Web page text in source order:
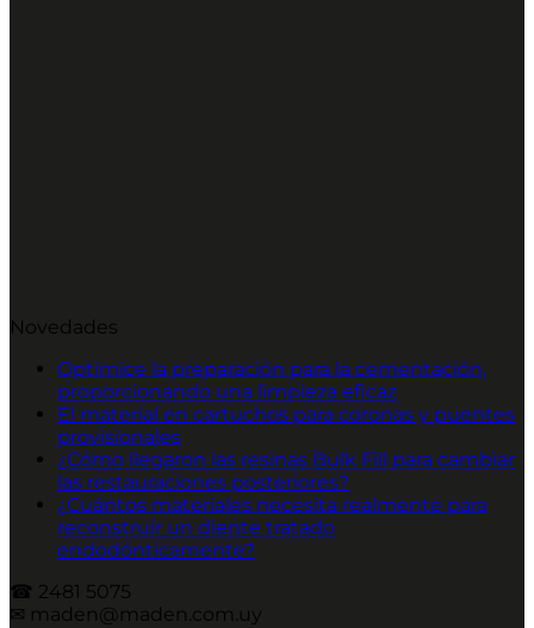
Novedades
Optimice la preparación para la cementación,
proporcionando una limpieza eficaz
El material en cartuchos para coronas y puentes
provisionales
¿Cómo llegaron las resinas Bulk Fill para cambiar
las restauraciones posteriores?
¿Cuántos materiales necesita realmente para
reconstruir un diente tratado
endodónticamente?
☎︎ 2481 5075
✉︎ maden@maden.com.uy